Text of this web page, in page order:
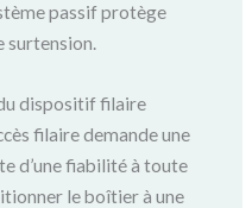
passif protège
surtension.
dispositif filaire
filaire demande une
d’une fiabilité à toute
le boîtier à une